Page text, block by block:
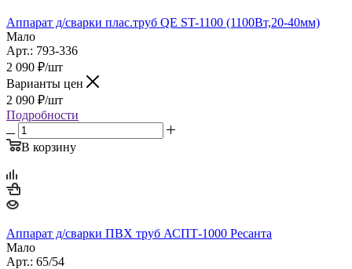
Аппарат д/сварки плас.труб QE ST-1100 (1100Вт,20-40мм)
Мало
Арт.: 793-336
2 090 ₽/шт
Варианты цен
2 090 ₽/шт
Подробности
В корзину
Аппарат д/сварки ПВХ труб АСПТ-1000 Ресанта
Мало
Арт.: 65/54